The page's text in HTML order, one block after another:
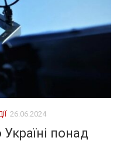
26.06.2024
понад